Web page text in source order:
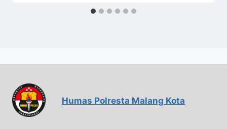
Humas Polresta Malang Kota